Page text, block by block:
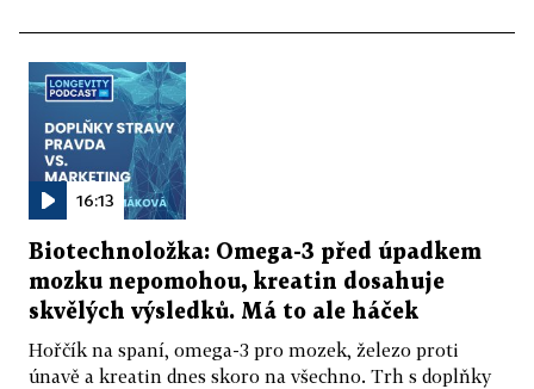
16:13
Biotechnoložka: Omega-3 před úpadkem
mozku nepomohou, kreatin dosahuje
skvělých výsledků. Má to ale háček
Hořčík na spaní, omega-3 pro mozek, železo proti
únavě a kreatin dnes skoro na všechno. Trh s doplňky